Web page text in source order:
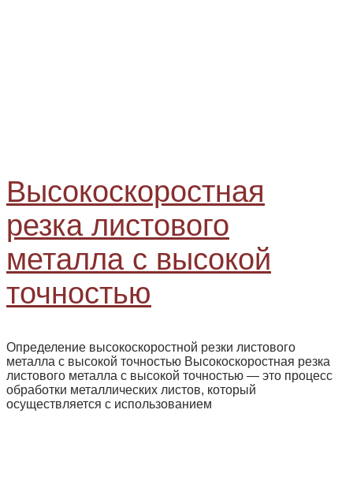
Высокоскоростная
резка листового
металла с высокой
точностью
Определение высокоскоростной резки листового
металла с высокой точностью Высокоскоростная резка
листового металла с высокой точностью — это процесс
обработки металлических листов, который
осуществляется с использованием